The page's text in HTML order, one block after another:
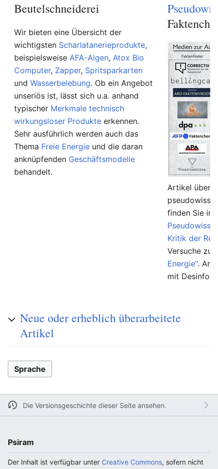
Beutelschneiderei
Wir bieten eine Übersicht der
wichtigsten Scharlatanerieprodukte,
beispielsweiseAFA-Algen,Atox Bio
Computer, Zapper, Spritsparkarten
undWasserbelebung. Ob ein Angebot
unseriös ist, lässt sich u.a. anhand
typischer Merkmale technisch
wirkungsloser Produkte erkennen.
Sehr ausführlich werden auch das
Thema Freie Energie und die daran
anknüpfenden Geschäftsmodelle
behandelt.
Artikel über
finden Sie in
Kritik der
Versuche
Energie".
mit
Neue oder erheblich überarbeitete
Artikel
Sprache
Die Versionsgeschichte dieser Seite ansehen.
Psiram
Der Inhalt ist verfügbar unter Creative Commons, sofern nicht